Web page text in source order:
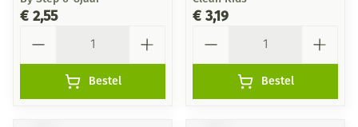
€ 2,55
Bestel
€ 3,19
Bestel